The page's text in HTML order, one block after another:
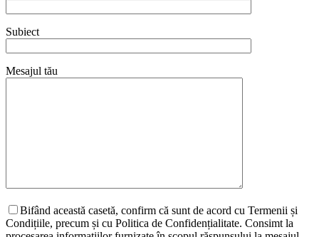
Subiect
Mesajul tău
Bifând această casetă, confirm că sunt de acord cu Termenii și
Condițiile, precum și cu Politica de Confidențialitate. Consimt la